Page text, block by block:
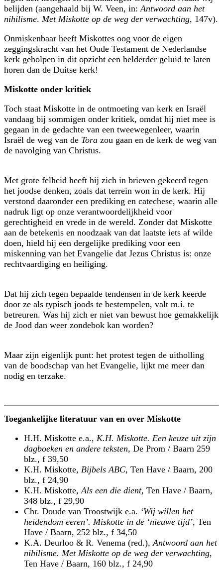
belijden (aangehaald bij W. Veen, in: Antwoord aan het
nihilisme. Met Miskotte op de weg der verwachting, 147v).
Onmiskenbaar heeft Miskottes oog voor de eigen
zeggingskracht van het Oude Testament de Nederlandse
kerk geholpen in dit opzicht een helderder geluid te laten
horen dan de Duitse kerk!
Miskotte onder kritiek
Toch staat Miskotte in de ontmoeting van kerk en Israël
vandaag bij sommigen onder kritiek, omdat hij niet mee is
gegaan in de gedachte van een tweewegenleer, waarin
Israël de weg van de Tora zou gaan en de kerk de weg van
de navolging van Christus.
Met grote felheid heeft hij zich in brieven gekeerd tegen
het joodse denken, zoals dat terrein won in de kerk. Hij
verstond daaronder een prediking en catechese, waarin alle
nadruk ligt op onze verantwoordelijkheid voor
gerechtigheid en vrede in de wereld. Zonder dat Miskotte
aan de betekenis en noodzaak van dat laatste iets af wilde
doen, hield hij een dergelijke prediking voor een
miskenning van het Evangelie dat Jezus Christus is: onze
rechtvaardiging en heiliging.
Dat hij zich tegen bepaalde tendensen in de kerk keerde
door ze als typisch joods te bestempelen, valt m.i. te
betreuren. Was hij zich er niet van bewust hoe gemakkelijk
de Jood dan weer zondebok kan worden?
Maar zijn eigenlijk punt: het protest tegen de uitholling
van de boodschap van het Evangelie, lijkt me meer dan
nodig en terzake.
Toegankelijke literatuur van en over Miskotte
H.H. Miskotte e.a., K.H. Miskotte. Een keuze uit zijn
dagboeken en andere teksten, De Prom / Baarn 259
blz., f 39,50
K.H. Miskotte, Bijbels ABC, Ten Have / Baarn, 200
blz., f 24,90
K.H. Miskotte, Als een die dient, Ten Have / Baarn,
348 blz., f 29,90
Chr. Doude van Troostwijk e.a. ‘Wij willen het
heidendom eeren’. Miskotte in de ‘nieuwe tijd’, Ten
Have / Baarn, 252 blz., f 34,50
K.A. Deurloo & R. Venema (red.), Antwoord aan het
nihilisme. Met Miskotte op de weg der verwachting,
Ten Have / Baarn, 160 blz., f 24,90